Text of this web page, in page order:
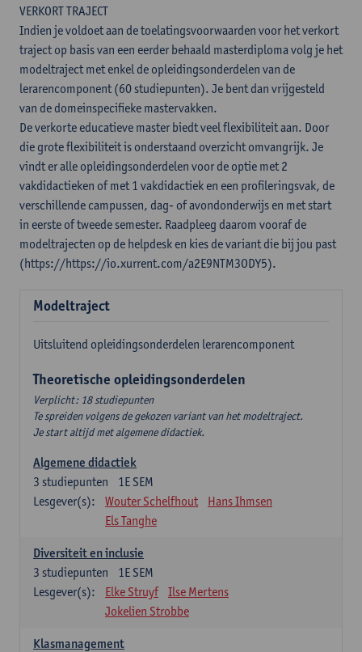
VERKORT TRAJECT
Indien je voldoet aan de toelatingsvoorwaarden voor het verkort
traject op basis van een eerder behaald masterdiploma volg je het
modeltraject met enkel de opleidingsonderdelen van de
lerarencomponent (60 studiepunten). Je bent dan vrijgesteld
van de domeinspecifieke mastervakken.
De verkorte educatieve master biedt veel flexibiliteit aan. Door
die grote flexibiliteit is onderstaand overzicht omvangrijk. Je
vindt er alle opleidingsonderdelen voor de optie met 2
vakdidactieken of met 1 vakdidactiek en een profileringsvak, de
verschillende campussen, dag- of avondonderwijs en met start
in eerste of tweede semester. Raadpleeg daarom vooraf de
modeltrajecten op de helpdesk en kies de variant die bij jou past
(https://https://io.xurrent.com/a2E9NTM3ODY5).
Modeltraject
Uitsluitend opleidingsonderdelen lerarencomponent
Theoretische opleidingsonderdelen
Verplicht: 18 studiepunten
Te spreiden volgens de gekozen variant van het modeltraject.
Je start altijd met algemene didactiek.
Algemene didactiek
1E SEM
3 studiepunten
Lesgever(s):
Wouter Schelfhout
Hans Ihmsen
Els Tanghe
Diversiteit en inclusie
1E SEM
3 studiepunten
Lesgever(s):
Elke Struyf
Ilse Mertens
Jokelien Strobbe
Klasmanagement